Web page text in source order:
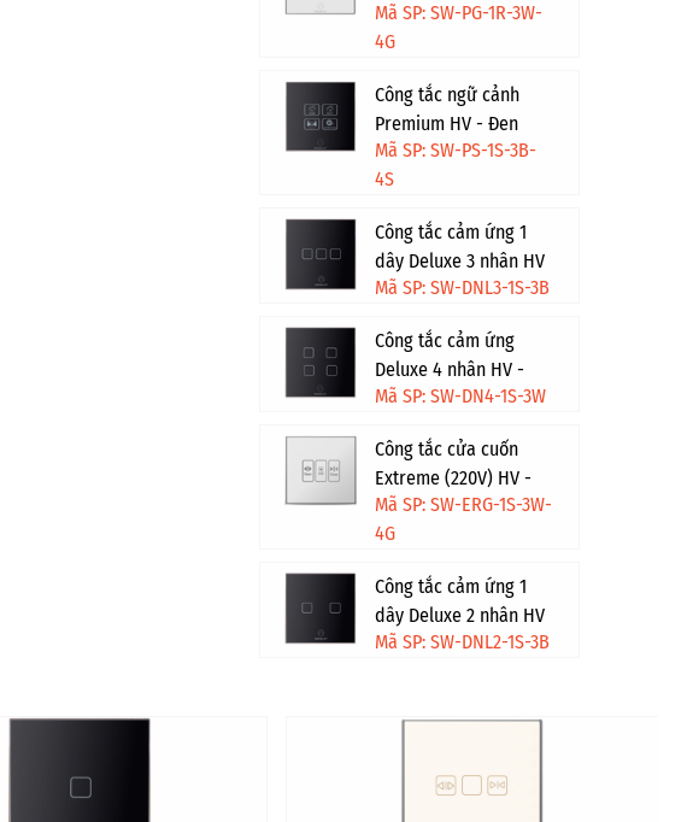
nhật - Trắng viền vàng
Mã SP: SW-PG-1R-3W-
4G
Công tắc ngữ cảnh
Premium HV - Đen
viền bạc
Mã SP: SW-PS-1S-3B-
4S
Công tắc cảm ứng 1
dây Deluxe 3 nhân HV
- Đen
Mã SP: SW-DNL3-1S-3B
Công tắc cảm ứng
Deluxe 4 nhân HV -
Trắng
Mã SP: SW-DN4-1S-3W
Công tắc cửa cuốn
Extreme (220V) HV -
Trắng viền vàng
Mã SP: SW-ERG-1S-3W-
4G
Công tắc cảm ứng 1
dây Deluxe 2 nhân HV
- Đen
Mã SP: SW-DNL2-1S-3B